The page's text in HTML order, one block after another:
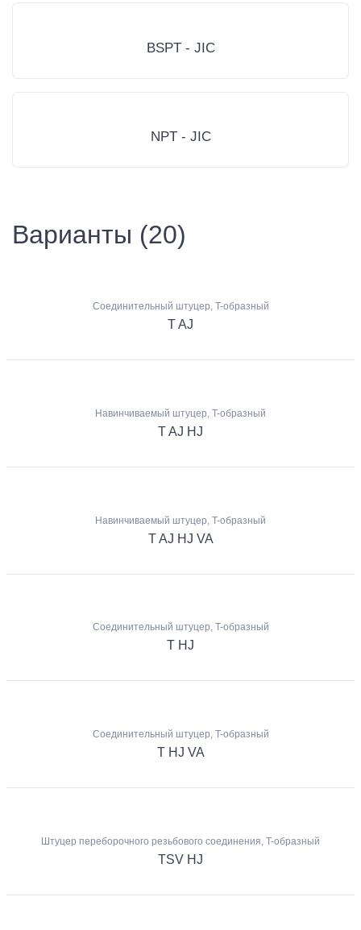
BSPT - JIC
NPT - JIC
Варианты (20)
Соединительный штуцер, T-образный
T AJ
Навинчиваемый штуцер, T-образный
T AJ HJ
Навинчиваемый штуцер, T-образный
T AJ HJ VA
Соединительный штуцер, T-образный
T HJ
Соединительный штуцер, T-образный
T HJ VA
Штуцер переборочного резьбового соединения, T-образный
TSV HJ